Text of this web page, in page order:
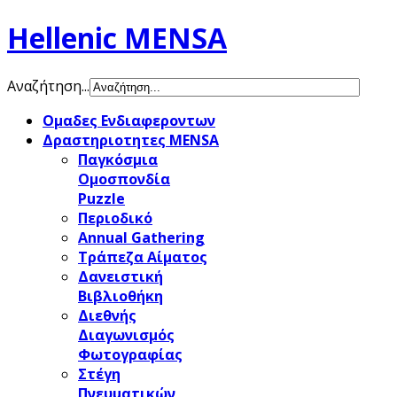
Hellenic MENSA
Αναζήτηση...
Ομαδες Ενδιαφεροντων
Δραστηριοτητες MENSA
Παγκόσμια
Ομοσπονδία
Puzzle
Περιοδικό
Annual Gathering
Τράπεζα Αίματος
Δανειστική
Βιβλιοθήκη
Διεθνής
Διαγωνισμός
Φωτογραφίας
Στέγη